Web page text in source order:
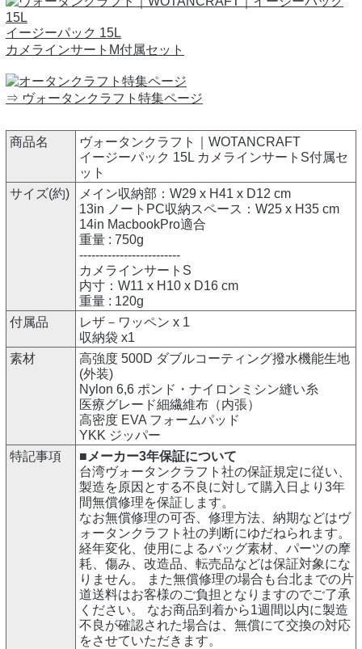
イージーパック 15L
カメラインサートM付属セット
⇒ ヴォータンクラフト特集ページ
商品名
ヴォータンクラフト｜WOTANCRAFT
イージーパック 15L カメラインサートS付属セ
ット
サイズ(約)
メイン収納部：W29 x H41 x D12 cm
13in ノートPC収納スペース：W25 x H35 cm
14in MacbookPro適合
重量 : 750g
-------------------------
カメラインサートS
内寸：W11 x H10 x D16 cm
重量 : 120g
付属品
レザ－ワッペン x 1
収納袋 x1
素材
高強度 500D ダブルコーティング撥水機能生地
(外装)
Nylon 6,6 ポンド・ナイロンミシン縫い糸
医療グレード細繊維布（内張）
高密度 EVA フォームパッド
YKK ジッパー
特記事項
■メーカー3年保証について
台湾ヴォータンクラフト社の保証規定に従い、
製造を原因とする不良に対して購入日より3年
間無償修理を保証します。
なお無償修理の可否、修理方法、納期などはヴ
ォータンクラフト社の判断にゆだねられます。
経年変化、使用によるバッグ素材、パーツの摩
耗、傷み、改造品、転売品などは保証対象にな
りません。 また無償修理の場合も台北までの片
道送料はお客様のご負担となりますのでご了承
ください。 なお商品到着から1週間以内に製造
不良が確認された場合は、無償にて交換の対応
をさせていただきます。